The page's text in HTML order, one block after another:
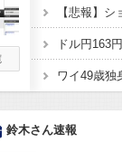
ドル円163
鈴木さん速報